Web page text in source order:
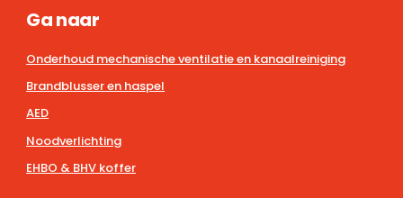
Ga naar
Onderhoud mechanische ventilatie en kanaalreiniging
Brandblusser en haspel
AED
Noodverlichting
EHBO & BHV koffer